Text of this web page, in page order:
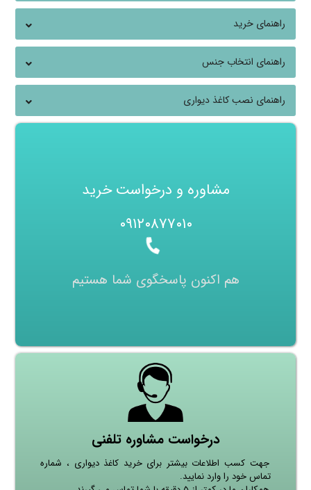
راهنمای خرید
راهنمای انتخاب جنس
راهنمای نصب کاغذ دیواری
مشاوره و درخواست خرید
۰۹۱۲۰۸۷۷۰۱۰
هم اکنون پاسخگوی شما هستیم
درخواست مشاوره تلفنی
جهت کسب اطلاعات بیشتر برای خرید کاغذ دیواری ، شماره
تماس خود را وارد نمایید.